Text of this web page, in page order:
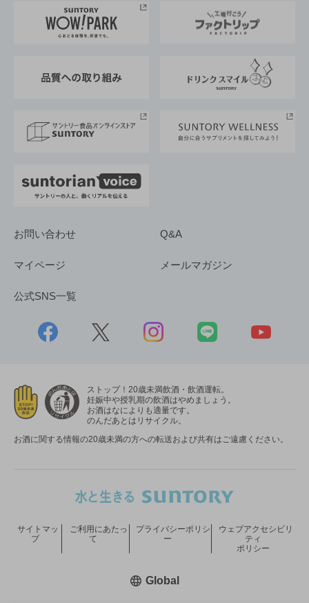
地域情報
サントリーサンバーズ大阪
サントリーが考えるサステナビリティ経営
企業概要
採用情報
お問い合わせ Q&A
マイページ メールマガジン
公式SNS一覧
ストップ！20歳未満飲酒・飲酒運転。
妊娠中や授乳期の飲酒はやめましょう。
お酒はなによりも適量です。
のんだあとはリサイクル。
お酒に関する情報の20歳未満の方への転送および共有はご遠慮ください。
サイトマッ
プ
ご利用にあたっ
て
プライバシーポリシ
ー
ウェブアクセシビリ
ティ
ポリシー
Global新しいウィンドウで開く